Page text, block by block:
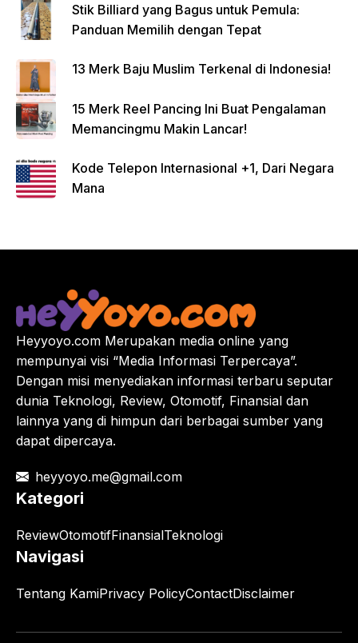
Stik Billiard yang Bagus untuk Pemula:
Panduan Memilih dengan Tepat
13 Merk Baju Muslim Terkenal di Indonesia!
15 Merk Reel Pancing Ini Buat Pengalaman
Memancingmu Makin Lancar!
Kode Telepon Internasional +1, Dari Negara
Mana
Heyyoyo.com Merupakan media online yang
mempunyai visi “Media Informasi Terpercaya”.
Dengan misi menyediakan informasi terbaru seputar
dunia Teknologi, Review, Otomotif, Finansial dan
lainnya yang di himpun dari berbagai sumber yang
dapat dipercaya.
heyyoyo.me@gmail.com
Kategori
ReviewOtomotifFinansialTeknologi
Navigasi
Tentang KamiPrivacy PolicyContactDisclaimer